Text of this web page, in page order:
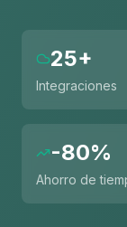
25+
Integraciones
-80%
Ahorro de